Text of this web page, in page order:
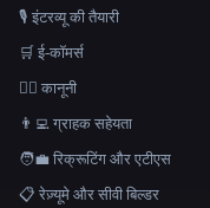
🎙️ इंटरव्यू की तैयारी
🛒 ई-कॉमर्स
👩‍⚖️ कानूनी
👨‍💻 ग्राहक सहेयता
🧑‍💼 रिक्रूटिंग और एटीएस
📋 रेज़्यूमे और सीवी बिल्डर